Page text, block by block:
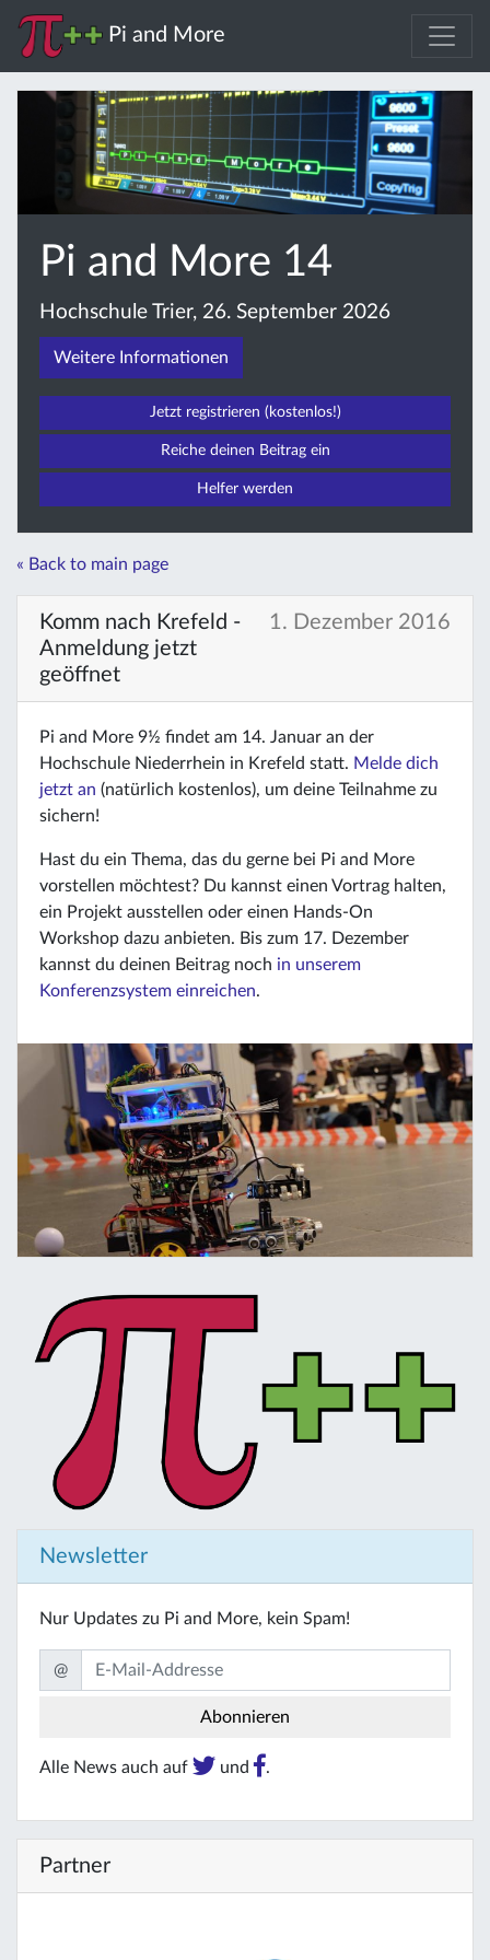
Pi and More
Pi and More 14
Hochschule Trier, 26. September 2026
Weitere Informationen
Jetzt registrieren (kostenlos!)
Reiche deinen Beitrag ein
Helfer werden
« Back to main page
Komm nach Krefeld -
Anmeldung jetzt
geöffnet
1. Dezember 2016
Pi and More 9½ findet am 14. Januar an der
Hochschule Niederrhein in Krefeld statt. Melde dich
jetzt an (natürlich kostenlos), um deine Teilnahme zu
sichern!
Hast du ein Thema, das du gerne bei Pi and More
vorstellen möchtest? Du kannst einen Vortrag halten,
ein Projekt ausstellen oder einen Hands-On
Workshop dazu anbieten. Bis zum 17. Dezember
kannst du deinen Beitrag noch in unserem
Konferenzsystem einreichen.
Newsletter
Nur Updates zu Pi and More, kein Spam!
@
Alle News auch auf und .
Partner